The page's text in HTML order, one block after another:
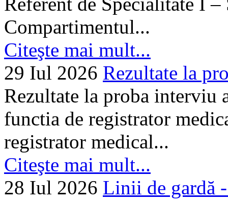
Compartimentul...
Citeşte mai mult...
29 Iul 2026 Rezultate la
Rezultate la proba interviu
functia de registrator
registrator medical...
Citeşte mai mult...
28 Iul 2026 Linii de gardă